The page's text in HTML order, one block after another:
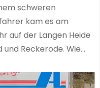
schweren
kam es am
auf der Langen Heide
und Reckerode. Wie…